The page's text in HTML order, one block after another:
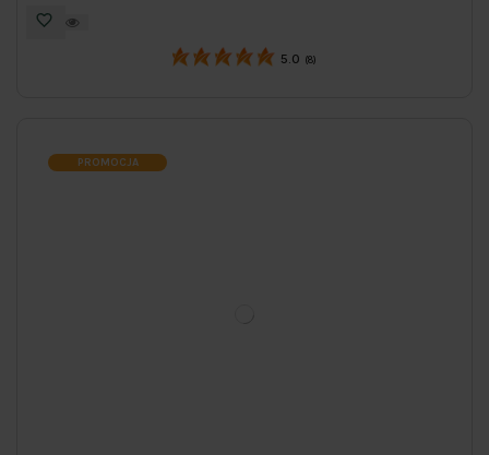
5.0 (8)
PROMOCJA